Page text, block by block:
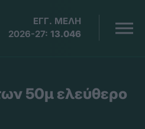
ΕΓΓ. ΜΕΛΗ
2026-27: 13.046
50μ ελεύθερο